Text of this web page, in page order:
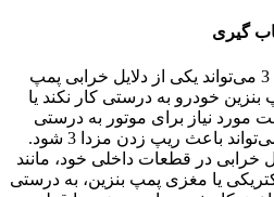
ریپ زدن یا لرزش شدید مزدا 3 می‌تواند یکی از دلایل خرابی پمپ
خودرو به درستی کار نکند یا
مورد نیاز برای موتور به درستی
باعث ریپ زدن مزدا 3 شود.
در قطعات داخلی خود، مانند
یا مغزی پمپ بنزین، به درستی